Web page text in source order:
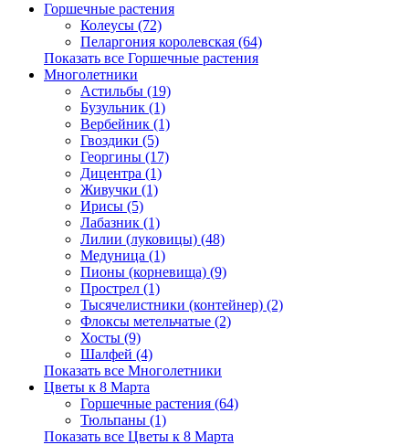
Горшечные растения
Колеусы (72)
Пеларгония королевская (64)
Показать все Горшечные растения
Многолетники
Астильбы (19)
Бузульник (1)
Вербейник (1)
Гвоздики (5)
Георгины (17)
Дицентра (1)
Живучки (1)
Ирисы (5)
Лабазник (1)
Лилии (луковицы) (48)
Медуница (1)
Пионы (корневища) (9)
Прострел (1)
Тысячелистники (контейнер) (2)
Флоксы метельчатые (2)
Хосты (9)
Шалфей (4)
Показать все Многолетники
Цветы к 8 Марта
Горшечные растения (64)
Тюльпаны (1)
Показать все Цветы к 8 Марта